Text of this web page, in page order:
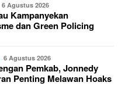
6 Agustus 2026
Kampanyekan
dan Green Policing
6 Agustus 2026
Pemkab, Jonnedy
Penting Melawan Hoaks